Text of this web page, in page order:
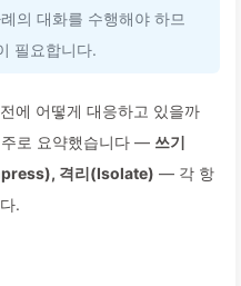
의 대화를 수행해야 하므
필요합니다.
에 어떻게 대응하고 있을까
주로 요약했습니다 — 쓰기
격리(Isolate) — 각 항
.